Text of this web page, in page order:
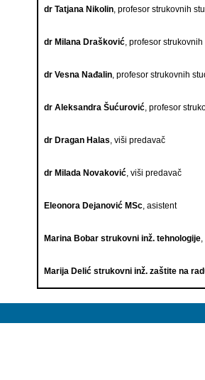
dr Tatjana Nikolin, profesor strukovnih
dr Milana Drašković, profesor
dr Vesna Nađalin, profesor strukovnih
dr Aleksandra Šućurović, profesor
dr Dragan Halas, viši predavač
dr Milada Novaković, viši predavač
Eleonora Dejanović MSc, asistent
Marina Bobar strukovni inž. tehnologije
Marija Delić strukovni inž. zaštite na